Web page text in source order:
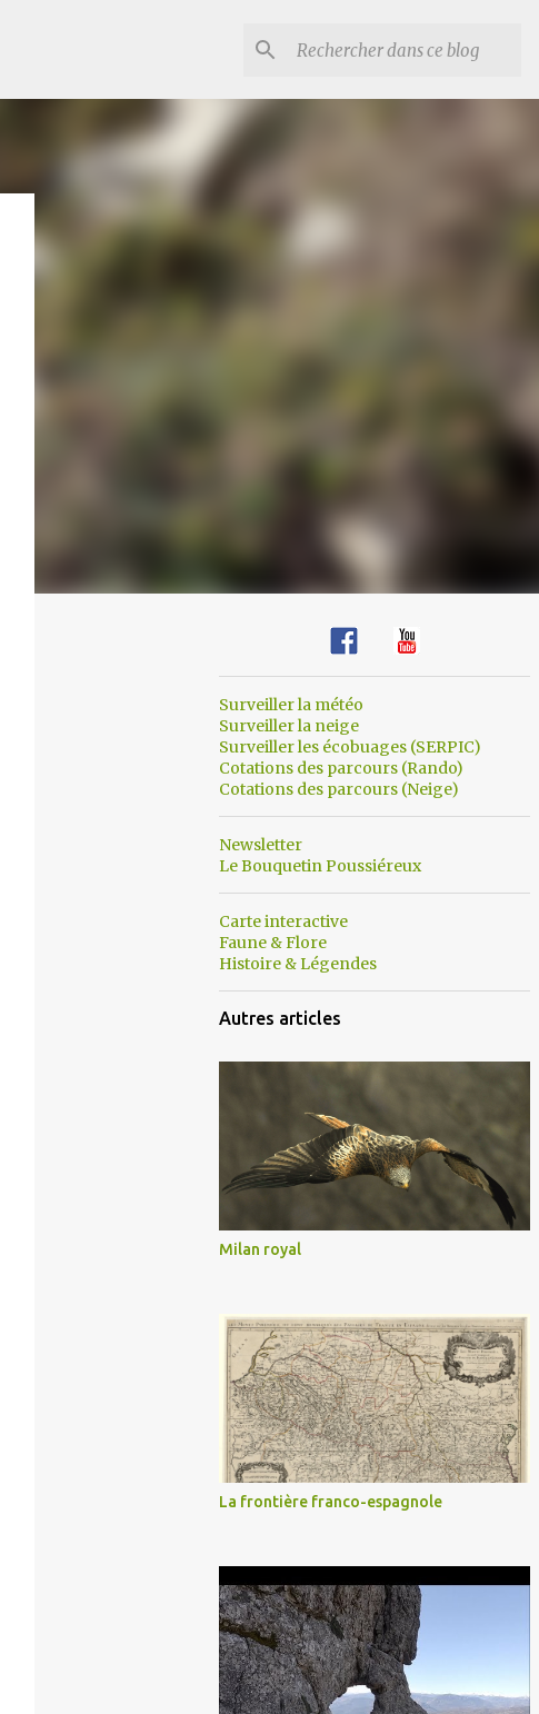
Surveiller la météo
Surveiller la neige
Surveiller les écobuages (SERPIC)
Cotations des parcours (Rando)
Cotations des parcours (Neige)
Newsletter
Le Bouquetin Poussiéreux
Carte interactive
Faune & Flore
Histoire & Légendes
Autres articles
Milan royal
La frontière franco-espagnole